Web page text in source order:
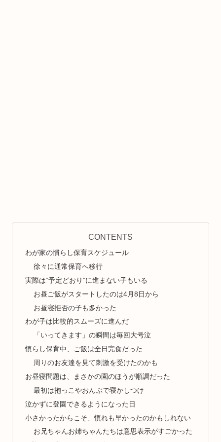
CONTENTS
わが家の慣らし保育スケジュール
徐々に通常保育へ移行
実際は“予定どおり”に進まない子もいる
お昼ご飯がスタートしたのは4月8日から
お昼寝拒否の子も多かった
わが子は比較的スムーズに進んだ
「いってきます」の瞬間は毎回大号泣
慣らし保育中、ご飯は全日完食だった
周りのお友達を見て刺激を受けたのかも
お昼寝問題は、まさかの園のほうが順調だった
最初は抱っこやおんぶで寝かしつけ
泣かずに登園できるようになった日
小さかったからこそ、慣れも早かったのかもしれない
お兄ちゃんお姉ちゃんたちは意思表示がすごかった